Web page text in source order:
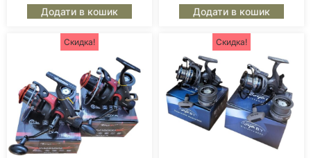
Додати в кошик Додати в кошик
Скидка! Скидка!